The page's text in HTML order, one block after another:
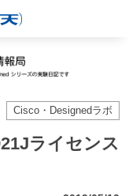
Cisco・Designedラボ
ライセンス